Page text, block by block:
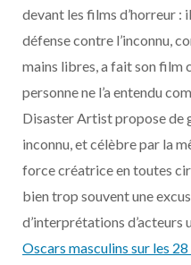
devant les films d’horreur :
défense contre l’inconnu,
mains libres, a fait son film
personne ne l’a entendu
Disaster Artist propose de
inconnu, et célèbre par la
force créatrice en toutes
bien trop souvent une
d’interprétations d’acteurs
Oscars masculins sur les